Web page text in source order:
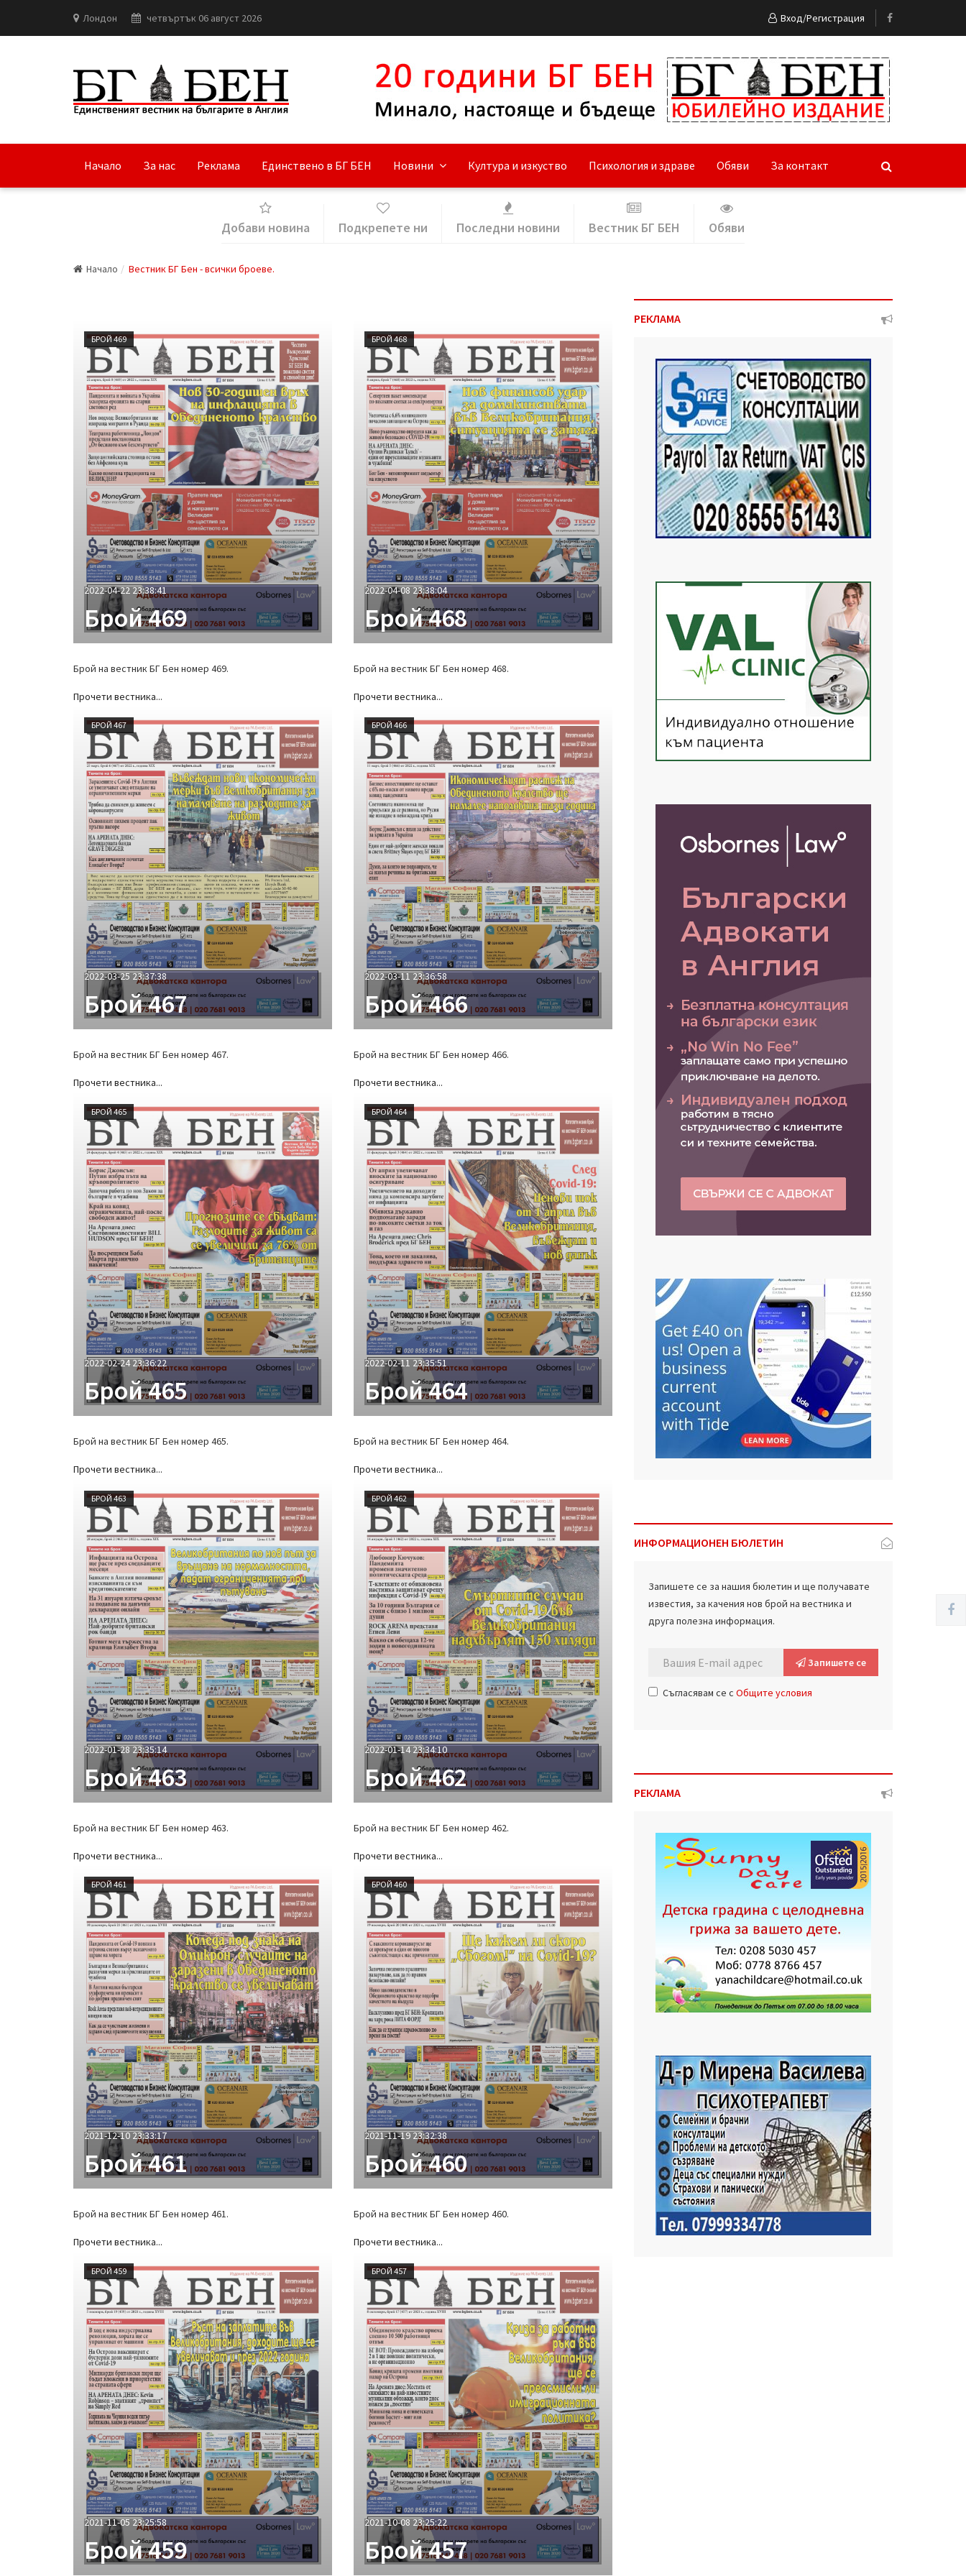
Лондон четвъртък 06 август 2026 Вход/Регистрация
Начало За нас Реклама Единствено в БГ БЕН Новини Култура и изкуство Психология и здраве Обяви За контакт
Добави новина Подкрепете ни Последни новини Вестник БГ БЕН Обяви
Начало Вестник БГ Бен - всички броеве.
БРОЙ 469
2022-04-22 23:38:41
Брой 469
Брой на вестник БГ Бен номер 469.
Прочети вестника...
БРОЙ 468
2022-04-08 23:38:04
Брой 468
Брой на вестник БГ Бен номер 468.
Прочети вестника...
БРОЙ 467
2022-03-25 23:37:38
Брой 467
Брой на вестник БГ Бен номер 467.
Прочети вестника...
БРОЙ 466
2022-03-11 23:36:58
Брой 466
Брой на вестник БГ Бен номер 466.
Прочети вестника...
БРОЙ 465
2022-02-24 23:36:22
Брой 465
Брой на вестник БГ Бен номер 465.
Прочети вестника...
БРОЙ 464
2022-02-11 23:35:51
Брой 464
Брой на вестник БГ Бен номер 464.
Прочети вестника...
БРОЙ 463
2022-01-28 23:35:14
Брой 463
Брой на вестник БГ Бен номер 463.
Прочети вестника...
БРОЙ 462
2022-01-14 23:34:10
Брой 462
Брой на вестник БГ Бен номер 462.
Прочети вестника...
БРОЙ 461
2021-12-10 23:33:17
Брой 461
Брой на вестник БГ Бен номер 461.
Прочети вестника...
БРОЙ 460
2021-11-19 23:32:38
Брой 460
Брой на вестник БГ Бен номер 460.
Прочети вестника...
БРОЙ 459
2021-11-05 23:25:58
Брой 459
БРОЙ 457
2021-10-08 23:25:22
Брой 457
РЕКЛАМА
ИНФОРМАЦИОНЕН БЮЛЕТИН
Запишете се за нашия бюлетин и ще получавате
известия, за качения нов брой на вестника и
друга полезна информация.
Запишете се
Съгласявам се с Общите условия
РЕКЛАМА